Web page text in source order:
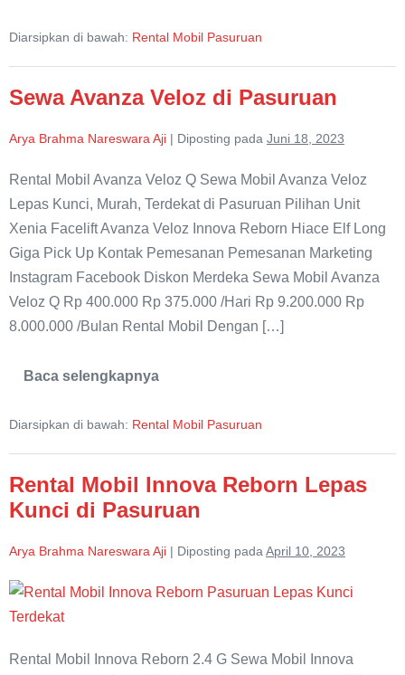
Baru
Pasuruan
Diarsipkan di bawah: Rental Mobil Pasuruan
Sewa Avanza Veloz di Pasuruan
Arya Brahma Nareswara Aji | Diposting pada Juni 18, 2023
Rental Mobil Avanza Veloz Q Sewa Mobil Avanza Veloz
Lepas Kunci, Murah, Terdekat di Pasuruan Pilihan Unit
Xenia Facelift Avanza Veloz Innova Reborn Hiace Elf Long
Giga Pick Up Kontak Pemesanan Pemesanan Marketing
Instagram Facebook Diskon Merdeka Sewa Mobil Avanza
Veloz Q Rp 400.000 Rp 375.000 /Hari Rp 9.200.000 Rp
8.000.000 /Bulan Rental Mobil Dengan […]
Baca selengkapnya
Sewa
di
Diarsipkan di bawah: Rental Mobil Pasuruan
Rental Mobil Innova Reborn Lepas
Kunci di Pasuruan
Arya Brahma Nareswara Aji | Diposting pada April 10, 2023
Rental
Mobil
Reborn
Rental Mobil Innova Reborn 2.4 G Sewa Mobil Innova